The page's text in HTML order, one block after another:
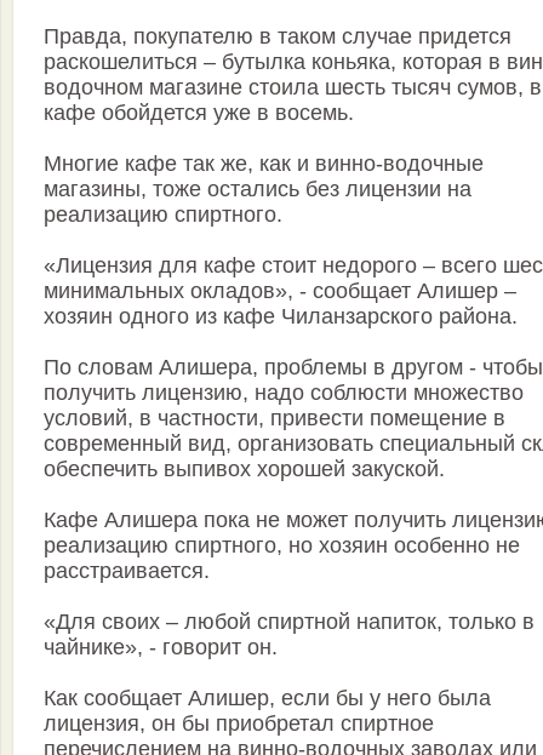
Правда, покупателю в таком случае придется
раскошелиться – бутылка коньяка, которая в
водочном магазине стоила шесть тысяч сумов, в
кафе обойдется уже в восемь.
Многие кафе так же, как и винно-водочные
магазины, тоже остались без лицензии на
реализацию спиртного.
«Лицензия для кафе стоит недорого – всего
минимальных окладов», - сообщает Алишер –
хозяин одного из кафе Чиланзарского района.
По словам Алишера, проблемы в другом - чтобы
получить лицензию, надо соблюсти множество
условий, в частности, привести помещение в
современный вид, организовать специальный
обеспечить выпивох хорошей закуской.
Кафе Алишера пока не может получить
реализацию спиртного, но хозяин особенно не
расстраивается.
«Для своих – любой спиртной напиток, только в
чайнике», - говорит он.
Как сообщает Алишер, если бы у него была
лицензия, он бы приобретал спиртное
перечислением на винно-водочных заводах или